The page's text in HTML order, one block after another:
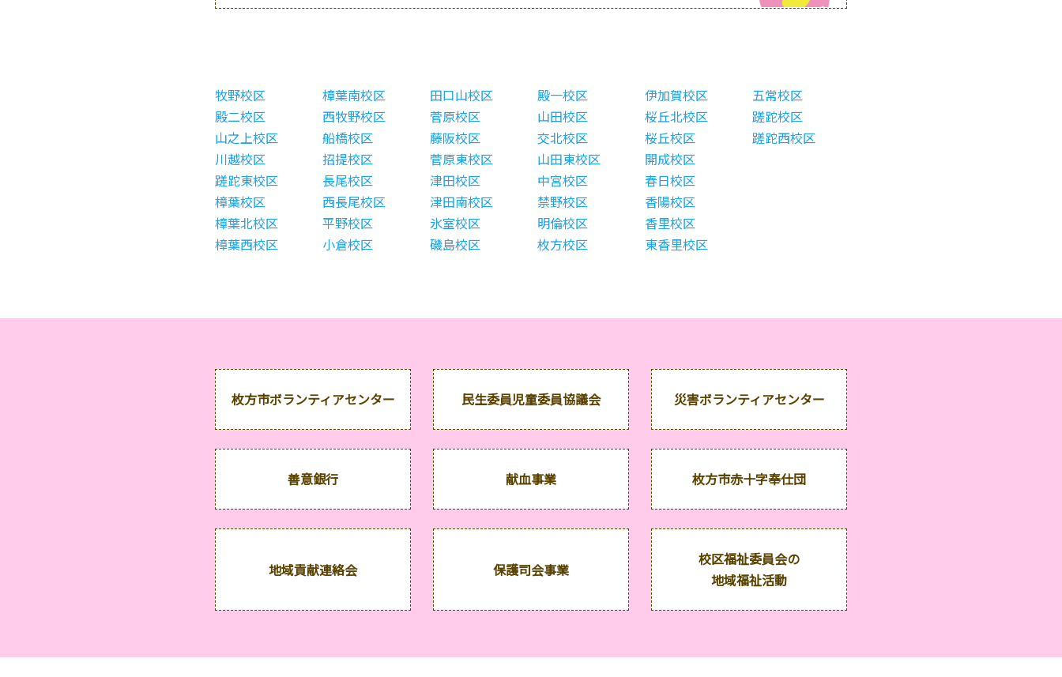
牧野校区
殿二校区
山之上校区
川越校区
蹉跎東校区
樟葉校区
樟葉北校区
樟葉西校区
樟葉南校区
西牧野校区
船橋校区
招提校区
長尾校区
西長尾校区
平野校区
小倉校区
田口山校区
菅原校区
藤阪校区
菅原東校区
津田校区
津田南校区
氷室校区
磯島校区
殿一校区
山田校区
交北校区
山田東校区
中宮校区
禁野校区
明倫校区
枚方校区
伊加賀校区
桜丘北校区
桜丘校区
開成校区
春日校区
香陽校区
香里校区
東香里校区
五常校区
蹉跎校区
蹉跎西校区
枚方市ボランティアセンター 民生委員児童委員協議会 災害ボランティアセンター
善意銀行 献血事業 枚方市赤十字奉仕団
地域貢献連絡会 保護司会事業
校区福祉委員会の
地域福祉活動